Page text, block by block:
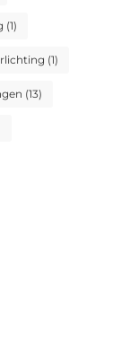
(1)
(1)
(13)